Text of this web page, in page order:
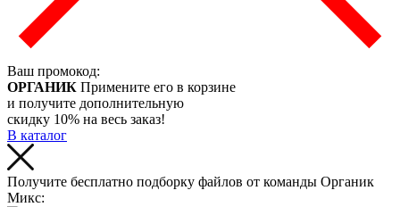
Ваш промокод:
ОРГАНИК Примените его в корзине
и получите дополнительную
скидку 10% на весь заказ!
В каталог
Получите бесплатно подборку файлов от команды Органик
Микс: